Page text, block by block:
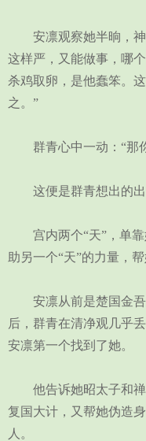
安凛观察她半晌，神
这样严，又能做事，哪
杀鸡取卵，是他蠢笨。
之。”
群青心中一动：“那
这便是群青想出的出
宫内两个“天”，单靠
助另一个“天”的力量，帮
安凛从前是楚国金吾
后，群青在清净观几乎
安凛第一个找到了她。
他告诉她昭太子和禅
复国大计，又帮她伪造
人。